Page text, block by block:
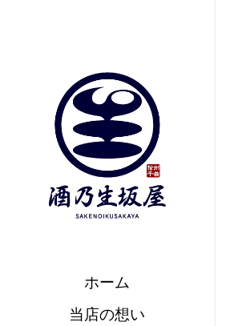
ホーム
当店の想い